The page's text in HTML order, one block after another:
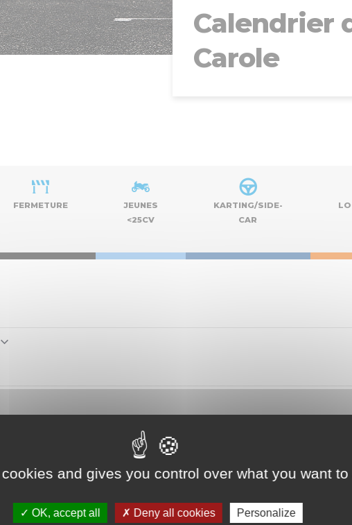
Calendrier
Carole
FERMETURE
JEUNES
<25CV
KARTING/SIDE-
CAR
and gives you control over what you want
OK, accept all Deny all cookies Personalize